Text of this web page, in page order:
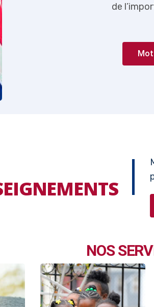
Français-Anglais.
de
NOS